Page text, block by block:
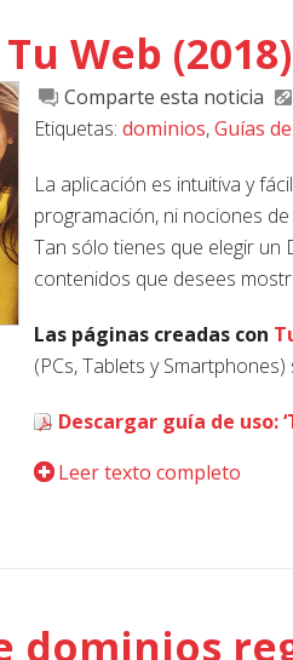
Web (2018)
Comparte esta noticia
Etiquetas: dominios,Guías
La aplicación es intuitiva y
programación, ni nociones
Tan sólo tienes que elegir un
contenidos que desees
Las páginas creadas con
(PCs, Tablets y
Descargar guía de uso:
Leer texto completo
dominios